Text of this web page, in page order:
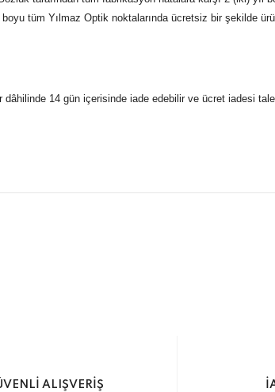
tüm Yılmaz Optik noktalarında ücretsiz bir şekilde
dâhilinde 14 gün içerisinde iade edebilir ve ücret iadesi
ALIŞVERİŞ